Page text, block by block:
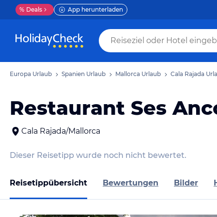
% Deals App herunterladen
Europa Urlaub Spanien Urlaub Mallorca Urlaub Cala Rajada
Restaurant Ses
Cala Rajada/Mallorca
Dieser Reisetipp wurde noch nicht bewertet.
Reisetippübersicht Bewertungen Bilder